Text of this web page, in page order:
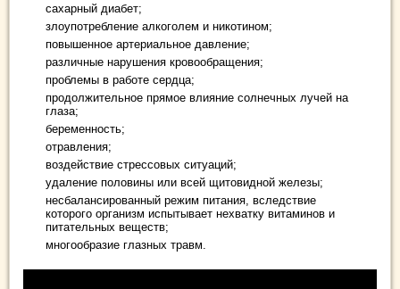
сахарный диабет;
злоупотребление алкоголем и никотином;
повышенное артериальное давление;
различные нарушения кровообращения;
проблемы в работе сердца;
продолжительное прямое влияние солнечных лучей на
глаза;
беременность;
отравления;
воздействие стрессовых ситуаций;
удаление половины или всей щитовидной железы;
несбалансированный режим питания, вследствие
которого организм испытывает нехватку витаминов и
питательных веществ;
многообразие глазных травм.